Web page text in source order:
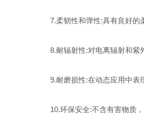
7.柔韧性和弹性:具有良好的柔
8.耐辐射性:对电离辐射和紫外
9.耐磨损性:在动态应用中表现
10.环保安全:不含有害物质，